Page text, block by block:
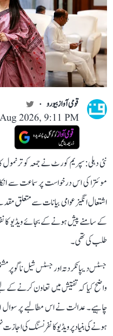
قومی آواز بیورو
2026, 9:11 PM
نئی دہلی: سپریم کورٹ نے جمعہ کو
موئترا کی اس درخواست پر سماعت سے
اشتعال انگیز عوامی بیانات سے متعلق
کے سامنے پیش ہونے کے بجائے ویڈیو
طلب کی تھی۔
جسٹس دیپانکر دتہ اور جسٹس شیل ناگو
واضح کیا کہ تفتیش میں تعاون کرنے کے
چاہیے۔ عدالت نے اس مطالبے پر سوال
ہونے کی بنیاد پر ویڈیو کانفرنسنگ کی